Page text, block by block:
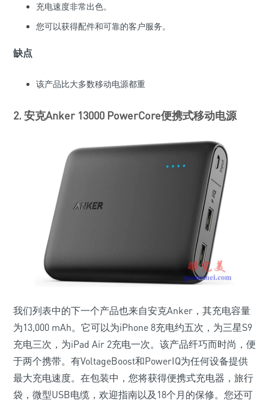
充电速度非常出色。
您可以获得配件和可靠的客户服务。
缺点
该产品比大多数移动电源都重
2. 安克Anker 13000 PowerCore便携式移动电源
我们列表中的下一个产品也来自安克Anker，其充电容量
为13,000 mAh。它可以为iPhone 8充电约五次，为三星S9
充电三次，为iPad Air 2充电一次。该产品纤巧而时尚，便
于两个携带。有VoltageBoost和PowerIQ为任何设备提供
最大充电速度。在包装中，您将获得便携式充电器，旅行
袋，微型USB电缆，欢迎指南以及18个月的保修。您还可